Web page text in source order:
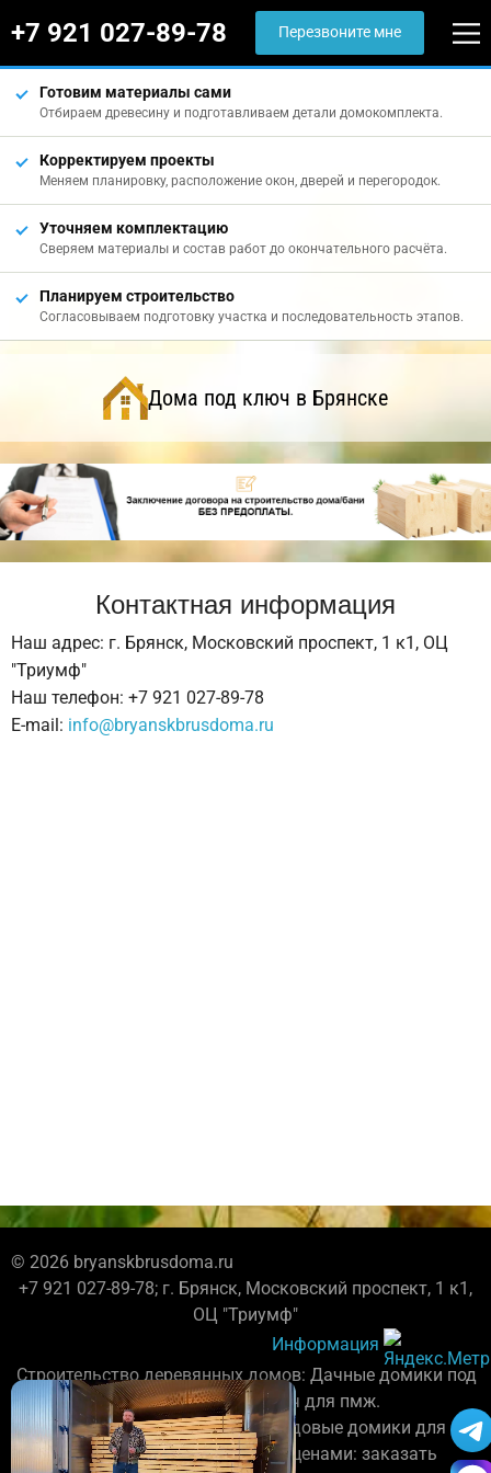
+7 921 027-89-78 Перезвоните мне
Готовим материалы сами
Отбираем древесину и подготавливаем детали домокомплекта.
Корректируем проекты
Меняем планировку, расположение окон, дверей и перегородок.
Уточняем комплектацию
Сверяем материалы и состав работ до окончательного расчёта.
Планируем строительство
Согласовываем подготовку участка и последовательность этапов.
Дома под ключ в Брянске
Контактная информация
Наш адрес: г. Брянск, Московский проспект, 1 к1, ОЦ
"Триумф"
Наш телефон: +7 921 027-89-78
E-mail: info@bryanskbrusdoma.ru
© 2026 bryanskbrusdoma.ru
+7 921 027-89-78; г. Брянск, Московский проспект, 1 к1,
ОЦ "Триумф"
Информация
Строительство деревянных домов: Дачные домики под
усадку, каркасные дома под ключ для пмж.
Бригада плотников постороит садовые домики для
дачи. Каталог проектов с фото и ценами: заказать